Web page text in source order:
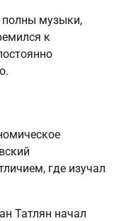
полны музыки,
к
где изучал
Татлян начал